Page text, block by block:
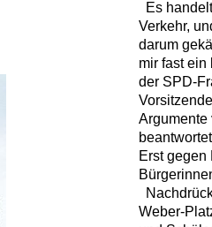
Es
Verkehr,
darum
mir fast ein
der SPD-
Argumente
Erst gegen
Weber-